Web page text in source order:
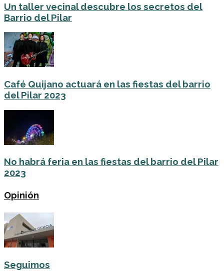
Un taller vecinal descubre los secretos del
Barrio del Pilar
Café Quijano actuará en las fiestas del barrio
del Pilar 2023
No habrá feria en las fiestas del barrio del Pilar
2023
Opinión
Seguimos